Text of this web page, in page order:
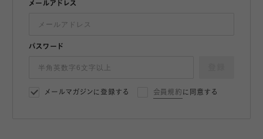
メールアドレス
パスワード
メールマガジンに登録する 会員規約 に同意する